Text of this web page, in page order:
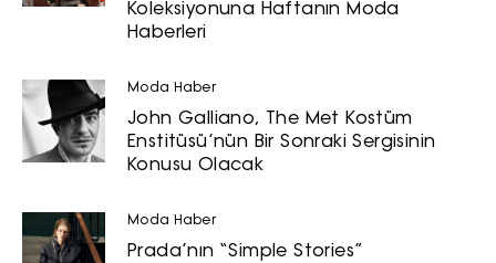
https://vogue.com.tr/internet sitesi
üzerinden sunulan ürün ve
pazarlama ve kutlama/ temenni
amaçlı her türlü e-bülten/ ticari
elektronik ileti gönderiminin e-posta
yoluyla tarafıma yapılmasına onay
soyad ve e-posta adresi verilerimin
işlenmesine açık rıza veriyorum.
Koleksiyonuna Haftanın Moda
Haberleri
Moda Haber
John Galliano, The Met Kostüm
Enstitüsü’nün Bir Sonraki Sergisinin
Konusu Olacak
Moda Haber
Prada’nın “Simple Stories”